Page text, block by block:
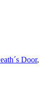
Door,